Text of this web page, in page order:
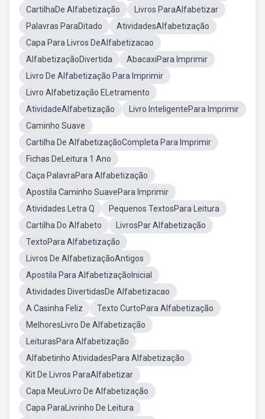
CartilhaDe Alfabetização
Livros ParaAlfabetizar
Palavras ParaDitado
AtividadesAlfabetização
Capa Para Livros DeAlfabetizacao
AlfabetizaçãoDivertida
AbacaxiPara Imprimir
Livro De Alfabetização Para Imprimir
Livro Alfabetização ELetramento
AtividadeAlfabetização
Livro InteligentePara Imprimir
Caminho Suave
Cartilha De AlfabetizaçãoCompleta Para Imprimir
Fichas DeLeitura 1 Ano
Caça PalavraPara Alfabetização
Apostila Caminho SuavePara Imprimir
Atividades Letra Q
Pequenos TextosPara Leitura
Cartilha Do Alfabeto
LivrosPar Alfabetização
TextoPara Alfabetização
Livros De AlfabetizaçãoAntigos
Apostila Para AlfabetizaçãoInicial
Atividades DivertidasDe Alfabetizacao
A Casinha Feliz
Texto CurtoPara Alfabetização
MelhoresLivro De Alfabetização
LeiturasPara Alfabetização
Alfabetinho AtividadesPara Alfabetização
Kit De Livros ParaAlfabetizar
Capa MeuLivro De Alfabetização
Capa ParaLivrinho De Leitura